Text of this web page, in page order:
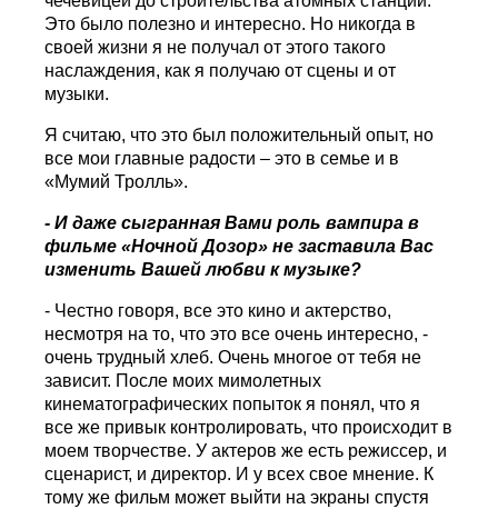
Это было полезно и интересно. Но никогда в
своей жизни я не получал от этого такого
наслаждения, как я получаю от сцены и от
музыки.
Я считаю, что это был положительный опыт, но
все мои главные радости – это в семье и в
«Мумий Тролль».
- И даже сыгранная Вами роль вампира в
фильме «Ночной Дозор» не заставила Вас
изменить Вашей любви к музыке?
- Честно говоря, все это кино и актерство,
несмотря на то, что это все очень интересно, -
очень трудный хлеб. Очень многое от тебя не
зависит. После моих мимолетных
кинематографических попыток я понял, что я
все же привык контролировать, что происходит в
моем творчестве. У актеров же есть режиссер, и
сценарист, и директор. И у всех свое мнение. К
тому же фильм может выйти на экраны спустя